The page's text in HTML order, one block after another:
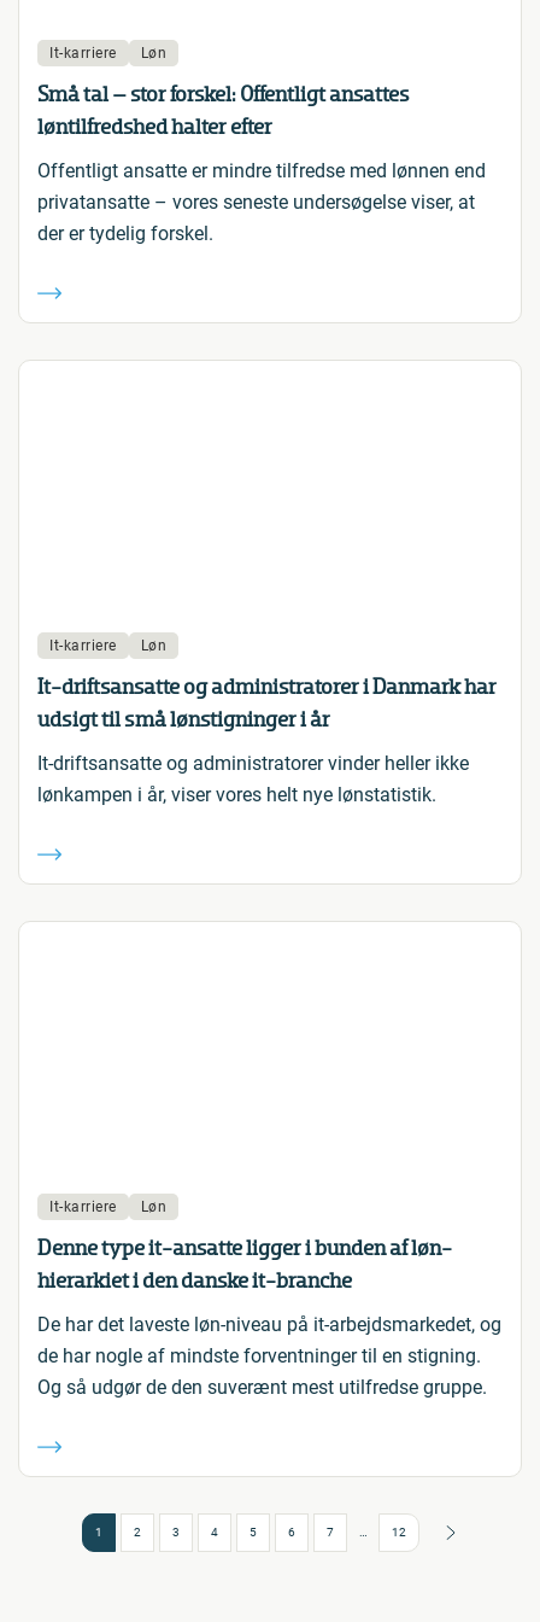
It-karriere Løn
Små tal – stor forskel: Offentligt ansattes
løntilfredshed halter efter
Offentligt ansatte er mindre tilfredse med lønnen end
privatansatte – vores seneste undersøgelse viser, at
der er tydelig forskel.
It-karriere Løn
It-driftsansatte og administratorer i Danmark har
udsigt til små lønstigninger i år
It-driftsansatte og administratorer vinder heller ikke
lønkampen i år, viser vores helt nye lønstatistik.
It-karriere Løn
Denne type it-ansatte ligger i bunden af løn-
hierarkiet i den danske it-branche
De har det laveste løn-niveau på it-arbejdsmarkedet, og
de har nogle af mindste forventninger til en stigning.
Og så udgør de den suverænt mest utilfredse gruppe.
1 2 3 4 5 6 7 12